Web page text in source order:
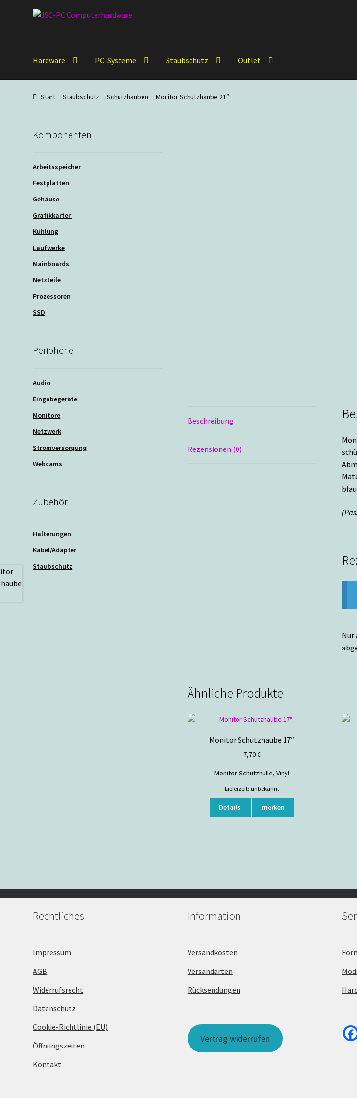
Zur
Zum
Hardware PC-Systeme Staubschutz Outlet
Start Staubschutz Schutzhauben Monitor Schutzhaube 21″
Beschreibung
Rezensionen (0)
Nur
Ähnliche Produkte
Monitor Schutzhaube 17″
7,70€
Monitor-Schutzhülle, Vinyl
Lieferzeit: unbekannt
Details merken
Komponenten
Arbeitsspeicher
Festplatten
Gehäuse
Grafikkarten
Kühlung
Laufwerke
Mainboards
Netzteile
Prozessoren
SSD
Peripherie
Audio
Eingabegeräte
Monitore
Netzwerk
Stromversorgung
Webcams
Zubehör
Halterungen
Kabel/Adapter
Staubschutz
Rechtliches
Impressum
AGB
Widerrufsrecht
Datenschutz
Cookie-Richtlinie (EU)
Öffnungszeiten
Kontakt
Information
Versandkosten
Versandarten
Rücksendungen
Vertrag widerrufen